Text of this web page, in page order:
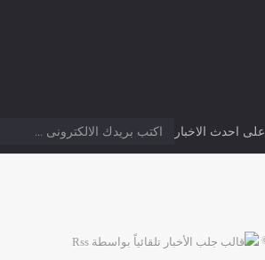
احدث الاخبار